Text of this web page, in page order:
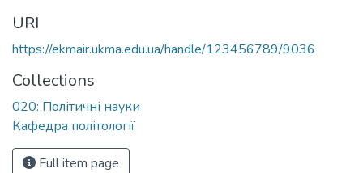
URI
https://ekmair.ukma.edu.ua/handle/123456789/9036
Collections
020: Політичні науки
Кафедра політології
Full item page